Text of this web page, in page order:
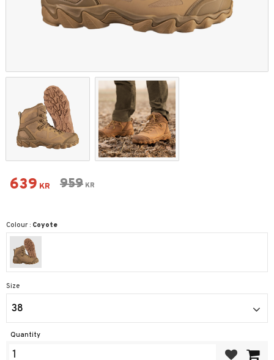
Reduced price:
639 KR Original price:
959 KR
Colour : Coyote
Size
38
Quantity